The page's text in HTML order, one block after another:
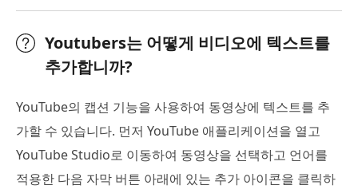
Youtubers는 어떻게 비디오에 텍스트를
추가합니까?
YouTube의 캡션 기능을 사용하여 동영상에 텍스트를 추
가할 수 있습니다. 먼저 YouTube 애플리케이션을 열고
YouTube Studio로 이동하여 동영상을 선택하고 언어를
적용한 다음 자막 버튼 아래에 있는 추가 아이콘을 클릭하